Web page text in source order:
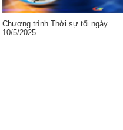
Chương trình Thời sự tối ngày
10/5/2025